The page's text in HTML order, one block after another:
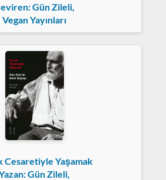
Gün Zileli,
Vegan Yayınları
Cesaretiyle Yaşamak
Gün Zileli,